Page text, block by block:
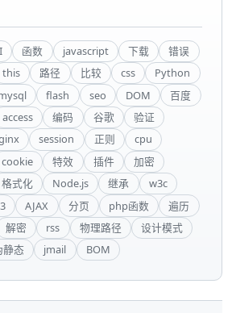
函数 javascript 下载
错误
this 路径 比较 css
Python
flash seo DOM
百度
access 编码 谷歌
验证
session 正则
cpu
cookie 特效 插件
加密
格式化 Node.js 继承
w3c
AJAX 分页 php函数
遍历
解密 rss 物理路径
设计模式
静态 jmail BOM